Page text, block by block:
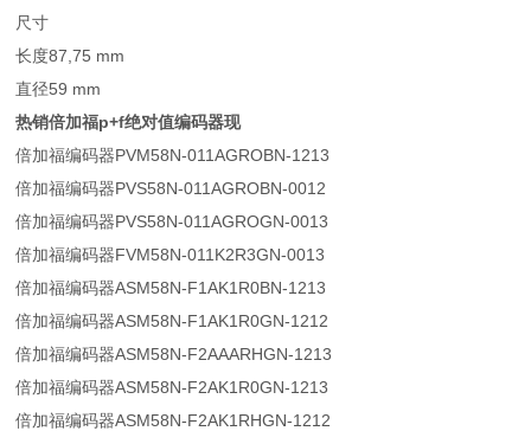
尺寸
长度87,75 mm
直径59 mm
热销倍加福p+f绝对值编码器现
倍加福编码器PVM58N-011AGROBN-1213
倍加福编码器PVS58N-011AGROBN-0012
倍加福编码器PVS58N-011AGROGN-0013
倍加福编码器FVM58N-011K2R3GN-0013
倍加福编码器ASM58N-F1AK1R0BN-1213
倍加福编码器ASM58N-F1AK1R0GN-1212
倍加福编码器ASM58N-F2AAARHGN-1213
倍加福编码器ASM58N-F2AK1R0GN-1213
倍加福编码器ASM58N-F2AK1RHGN-1212